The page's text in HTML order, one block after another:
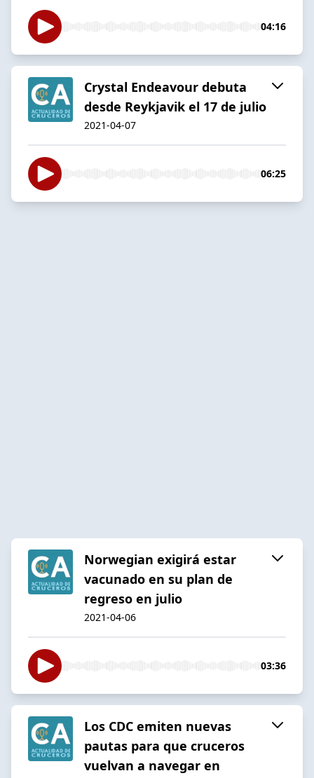
04:16
Crystal Endeavour debuta
desde Reykjavik el 17 de julio
2021-04-07
06:25
Norwegian exigirá estar
vacunado en su plan de
regreso en julio
2021-04-06
03:36
Los CDC emiten nuevas
pautas para que cruceros
vuelvan a navegar en